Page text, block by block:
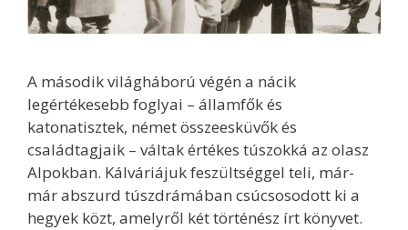
A második világháború végén a nácik
legértékesebb foglyai – államfők és
katonatisztek, német összeesküvők és
családtagjaik – váltak értékes túszokká az olasz
Alpokban. Kálváriájuk feszültséggel teli, már-
már abszurd túszdrámában csúcsosodott ki a
hegyek közt, amelyről két történész írt könyvet.